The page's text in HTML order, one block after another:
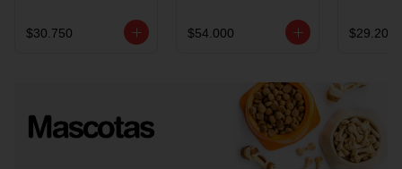
+CREMA
$30.750
EXPRESS
OFERTA
$54.000 $29.200